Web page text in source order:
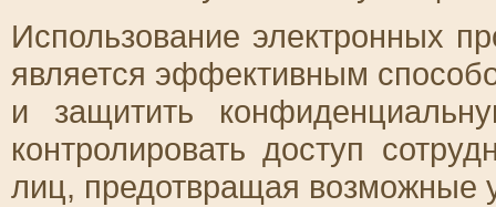
Использование электронных
является эффективным
и защитить
контролировать доступ
лиц, предотвращая возможные